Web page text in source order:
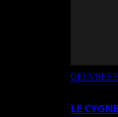
OEUVRES
LE